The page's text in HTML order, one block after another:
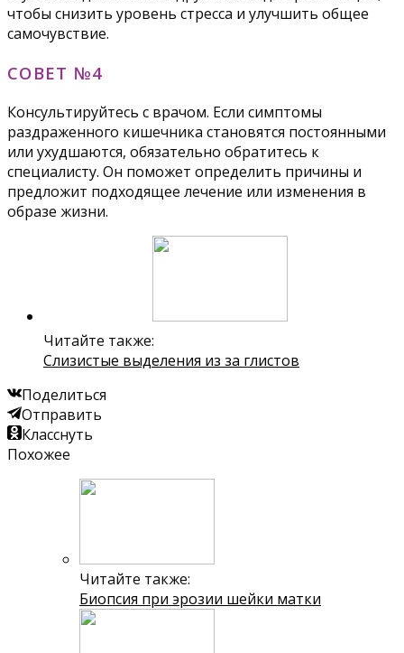
чтобы снизить уровень стресса и улучшить общее
самочувствие.
СОВЕТ №4
Консультируйтесь с врачом. Если симптомы
раздраженного кишечника становятся постоянными
или ухудшаются, обязательно обратитесь к
специалисту. Он поможет определить причины и
предложит подходящее лечение или изменения в
образе жизни.
Читайте также:
Слизистые выделения из за глистов
Поделиться
Отправить
Класснуть
Похожее
Читайте также:
Биопсия при эрозии шейки матки